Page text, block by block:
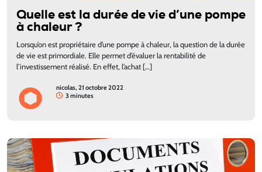
Quelle est la durée de vie d’une pompe
à chaleur ?
Lorsqu’on est propriétaire d’une pompe à chaleur, la question de la durée
de vie est primordiale. Elle permet d’évaluer la rentabilité de
l’investissement réalisé. En effet, l’achat […]
nicolas, 21 octobre 2022
3 minutes